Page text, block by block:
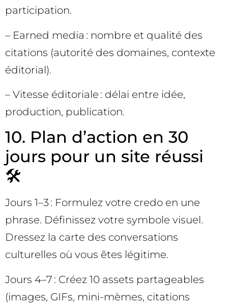
participation.
– Earned media : nombre et qualité des
citations (autorité des domaines, contexte
éditorial).
– Vitesse éditoriale : délai entre idée,
production, publication.
10. Plan d’action en 30
jours pour un site réussi
🛠️
Jours 1–3 : Formulez votre credo en une
phrase. Définissez votre symbole visuel.
Dressez la carte des conversations
culturelles où vous êtes légitime.
Jours 4–7 : Créez 10 assets partageables
(images, GIFs, mini-mèmes, citations